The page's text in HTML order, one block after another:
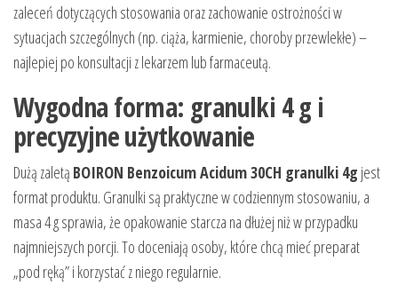
zaleceń dotyczących stosowania oraz zachowanie ostrożności w
sytuacjach szczególnych (np. ciąża, karmienie, choroby przewlekłe) –
najlepiej po konsultacji z lekarzem lub farmaceutą.
Wygodna forma: granulki 4 g i
precyzyjne użytkowanie
Dużą zaletą BOIRON Benzoicum Acidum 30CH granulki 4g jest
format produktu. Granulki są praktyczne w codziennym stosowaniu, a
masa 4 g sprawia, że opakowanie starcza na dłużej niż w przypadku
najmniejszych porcji. To doceniają osoby, które chcą mieć preparat
„pod ręką” i korzystać z niego regularnie.